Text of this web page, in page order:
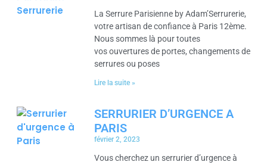
La Serrure Parisienne by Adam’Serrurerie,
votre artisan de confiance à Paris 12ème.
Nous sommes là pour toutes
vos ouvertures de portes, changements de
serrures ou poses
Lire la suite »
SERRURIER D’URGENCE A
PARIS
février 2, 2023
Vous cherchez un serrurier d’urgence à